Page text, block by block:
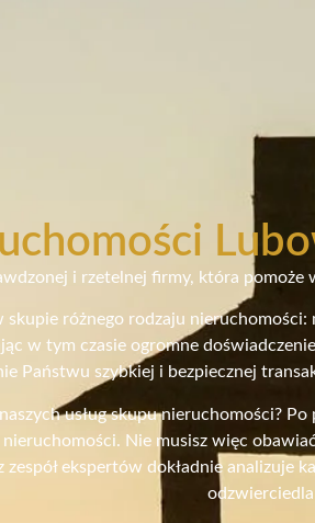
i rzetelnej firmy, która
skupie różnego rodzaju
w tym czasie ogromne
Państwu szybkiej i bezpiecznej
usług skupu nieruchomości?
Nie musisz więc
zespół ekspertów dokładnie